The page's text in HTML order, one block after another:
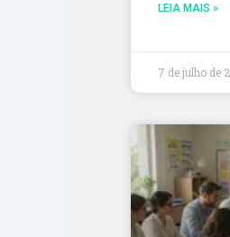
LEIA MAIS »
7 de julho de